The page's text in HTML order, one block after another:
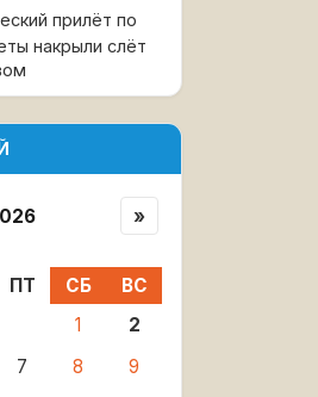
прилёт по
накрыли слёт
»
ПТ СБ
ВС
1
2
7 8
9